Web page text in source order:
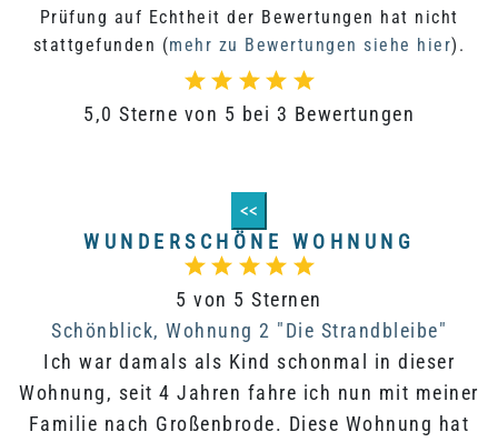
Prüfung auf Echtheit der Bewertungen hat nicht
stattgefunden (mehr zu Bewertungen siehe hier).
5,0 Sterne von 5 bei 3 Bewertungen
<<
WUNDERSCHÖNE WOHNUNG
5 von 5 Sternen
Schönblick, Wohnung 2 "Die Strandbleibe"
Ich war damals als Kind schonmal in dieser
Wohnung, seit 4 Jahren fahre ich nun mit meiner
Familie nach Großenbrode. Diese Wohnung hat